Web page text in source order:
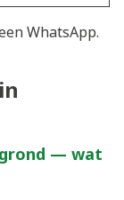
WhatsApp.
— wat